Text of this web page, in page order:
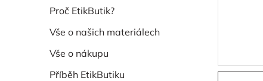
Proč EtikButik?
Vše o našich materiálech
Vše o nákupu
Příběh EtikButiku